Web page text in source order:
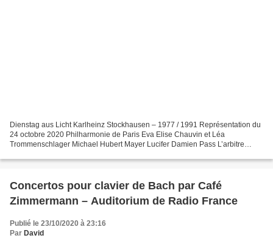
Dienstag aus Licht Karlheinz Stockhausen – 1977 / 1991 Représentation du
24 octobre 2020 Philharmonie de Paris Eva Elise Chauvin et Léa
Trommenschlager Michael Hubert Mayer Lucifer Damien Pass L’arbitre
Concertos pour clavier de Bach par Café
Zimmermann – Auditorium de Radio France
Publié le 23/10/2020 à 23:16
Par David